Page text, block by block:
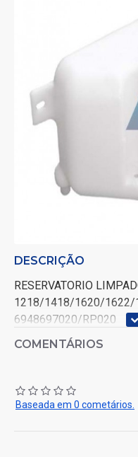
DESCRIÇÃO
RESERVATORIO
1218/1418/1620/1622/
6948697020/RP020
COMENTÁRIOS
Baseada em 0 cometários.